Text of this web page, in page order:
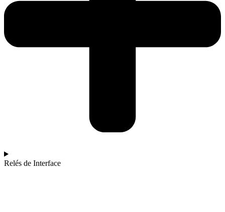
Relés de Interface